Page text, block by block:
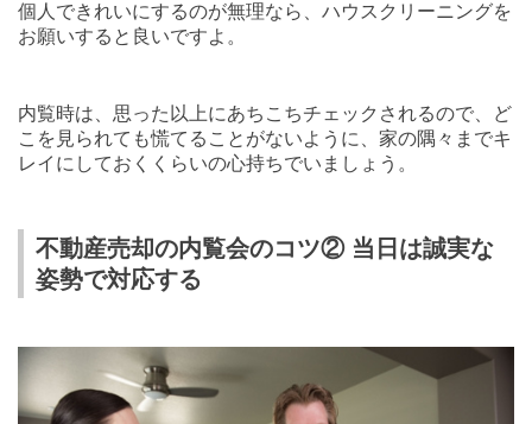
個人できれいにするのが無理なら、ハウスクリーニングを
お願いすると良いですよ。
内覧時は、思った以上にあちこちチェックされるので、ど
こを見られても慌てることがないように、家の隅々までキ
レイにしておくくらいの心持ちでいましょう。
不動産売却の内覧会のコツ② 当日は誠実な
姿勢で対応する